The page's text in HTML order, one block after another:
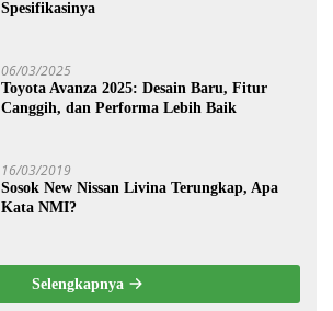
Spesifikasinya
06/03/2025
Toyota Avanza 2025: Desain Baru, Fitur
Canggih, dan Performa Lebih Baik
16/03/2019
Sosok New Nissan Livina Terungkap, Apa
Kata NMI?
Selengkapnya